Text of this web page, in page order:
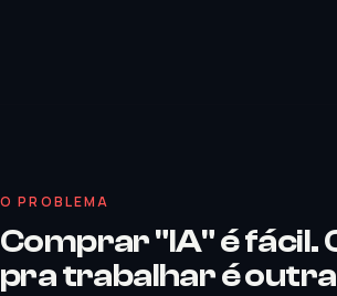
O PROBLEMA
Comprar "IA" é fácil.
pra trabalhar é